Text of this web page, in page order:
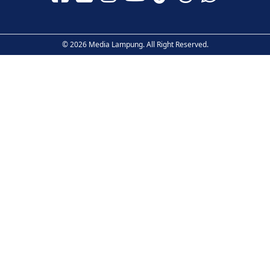
© 2026 Media Lampung. All Right Reserved.